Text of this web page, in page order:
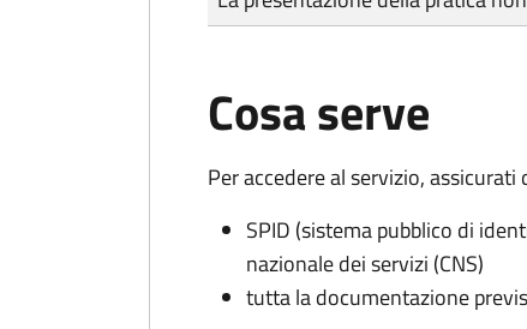
Cosa serve
Per accedere al servizio, assicurati
SPID (sistema pubblico di
nazionale dei servizi (CNS)
tutta la documentazione